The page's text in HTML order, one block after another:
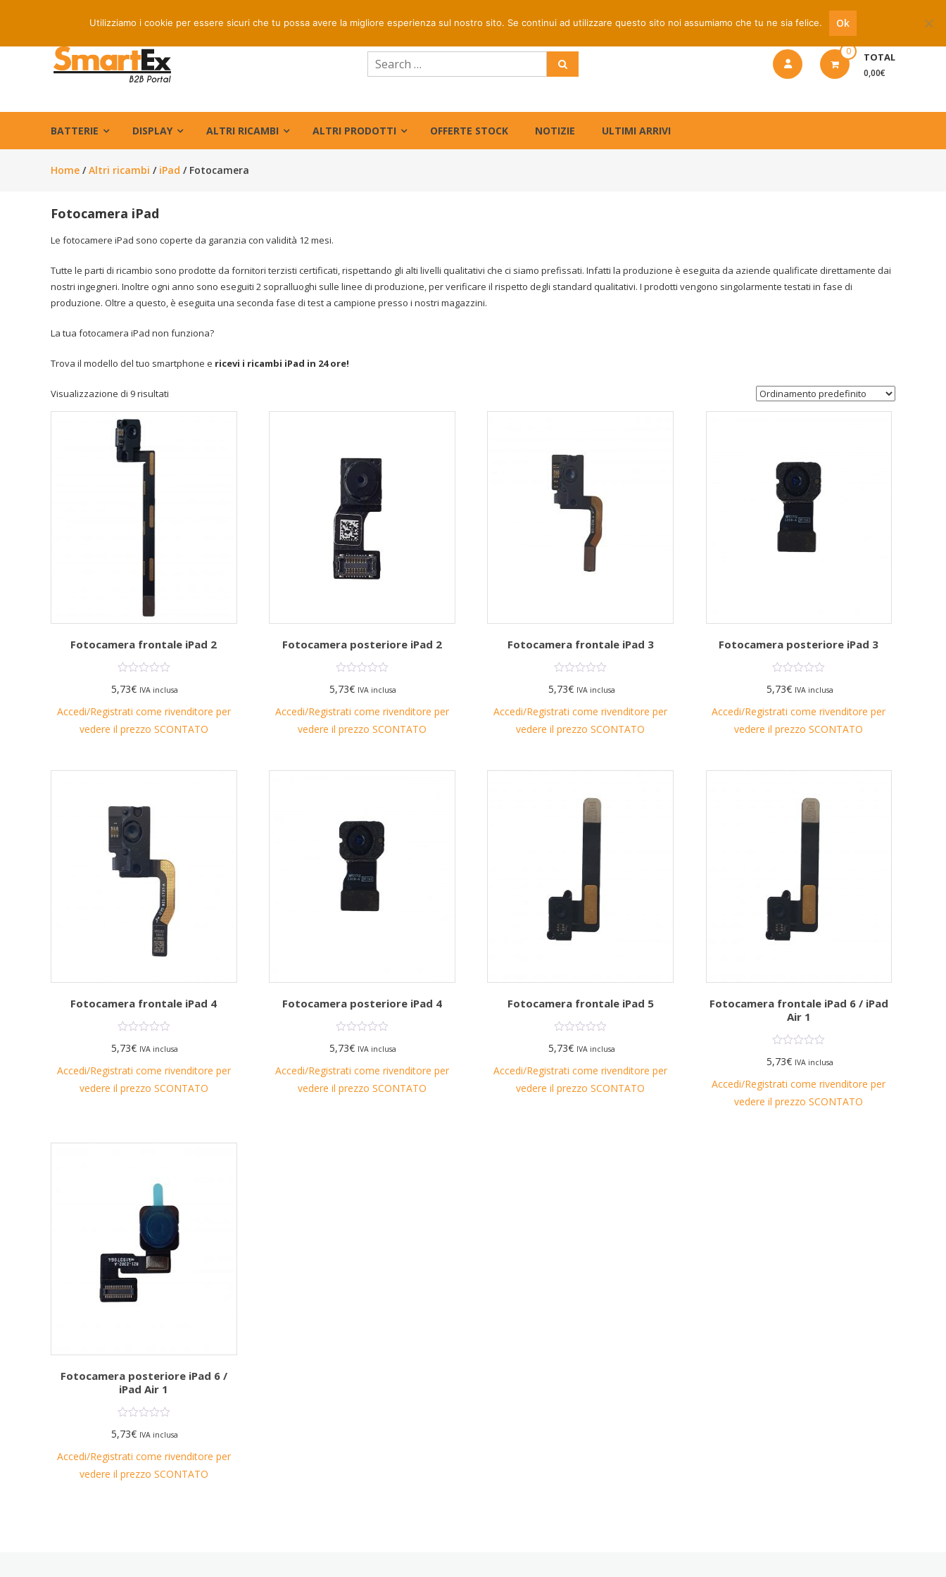
B2B
Smartex
Store
Ricambi
telefonia
0 TOTAL
0,00€
BATTERIE DISPLAY ALTRI RICAMBI ALTRI PRODOTTI OFFERTE STOCK NOTIZIE ULTIMI ARRIVI
Home /Altri ricambi / iPad / Fotocamera
Fotocamera iPad
Le fotocamere iPad sono coperte da garanzia con validità 12 mesi.
Tutte le parti di ricambio sono prodotte da fornitori terzisti certificati, rispettando gli alti livelli qualitativi che ci siamo prefissati. Infatti la produzione è eseguita da aziende qualificate direttamente dai
nostri ingegneri. Inoltre ogni anno sono eseguiti 2 sopralluoghi sulle linee di produzione, per verificare il rispetto degli standard qualitativi. I prodotti vengono singolarmente testati in fase di
produzione. Oltre a questo, è eseguita una seconda fase di test a campione presso i nostri magazzini.
La tua fotocamera iPad non funziona?
Trova il modello del tuo smartphone e ricevi i ricambi iPad in 24 ore!
Visualizzazione di 9 risultati
Fotocamera frontale iPad 2
5,73€ IVA inclusa
Accedi/Registrati come rivenditore per
vedere il prezzo SCONTATO
Fotocamera posteriore iPad 2
5,73€ IVA inclusa
Accedi/Registrati come rivenditore per
vedere il prezzo SCONTATO
Fotocamera frontale iPad 3
5,73€ IVA inclusa
Accedi/Registrati come rivenditore per
vedere il prezzo SCONTATO
Fotocamera posteriore iPad 3
5,73€ IVA inclusa
Accedi/Registrati come rivenditore per
vedere il prezzo SCONTATO
Fotocamera frontale iPad 4
5,73€ IVA inclusa
Accedi/Registrati come rivenditore per
vedere il prezzo SCONTATO
Fotocamera posteriore iPad 4
5,73€ IVA inclusa
Accedi/Registrati come rivenditore per
vedere il prezzo SCONTATO
Fotocamera frontale iPad 5
5,73€ IVA inclusa
Accedi/Registrati come rivenditore per
vedere il prezzo SCONTATO
Fotocamera frontale iPad 6 / iPad
Air 1
5,73€ IVA inclusa
Accedi/Registrati come rivenditore per
vedere il prezzo SCONTATO
Fotocamera posteriore iPad 6 /
iPad Air 1
5,73€ IVA inclusa
Accedi/Registrati come rivenditore per
vedere il prezzo SCONTATO
Utilizziamo i cookie per essere sicuri che tu possa avere la migliore esperienza sul nostro sito. Se continui ad utilizzare questo sito noi assumiamo che tu ne sia felice. Ok